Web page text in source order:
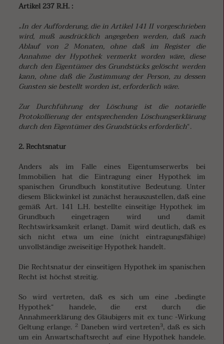
Artikel 237 R.H. :
„In der Aufforderung, die in Artikel 141 II vorgeschrieben
wird, muß ausdrücklich angegeben werden, daß nach
Ablauf von 2 Monaten, ohne daß im Register die
Annahme der Hypothek vermerkt worden wäre, diese
durch den Eigentümer des Grundstücks gelöscht werden
kann, ohne daß die Zustimmung der Person, zu dessen
Gunsten sie bestellt worden ist, erforderlich wäre.
Zur Durchführung der Löschung ist die notarielle
Protokollierung der entsprechenden Löschungserklärung
durch den Eigentümer des Grundstücks erforderlich“.
2. Rechtsnatur
Anders als im Falle eines Eigentumserwerbs bei
Immobilien hat die Eintragung einer Hypothek im
spanischen Grundbuch konstitutive Bedeutung. Unter
diesem Blickwinkel ist zunächst herauszustellen, daß eine
gemäß Art. 141 L.H. bestellte einseitige Hypothek im
Grundbuch eingetragen wird und damit
Rechtswirksamkeit erlangt. Damit wird deutlich, daß es
sich nicht etwa um eine (nicht eintragungsfähige)
unvollständige zweiseitige Hypothek handelt.
Die Rechtsnatur der einseitigen Hypothek im spanischen
Recht ist höchst streitig.
So wird vertreten, daß es sich um eine „bedingte
Hypothek“ handele, die erst durch die
Annahmeerklärung des Gläubigers mit ex tunc -Wirkung
Geltung erlange. 2Daneben wird vertreten3, daß es sich
um ein Anwartschaftsrecht auf eine Hypothek handele.